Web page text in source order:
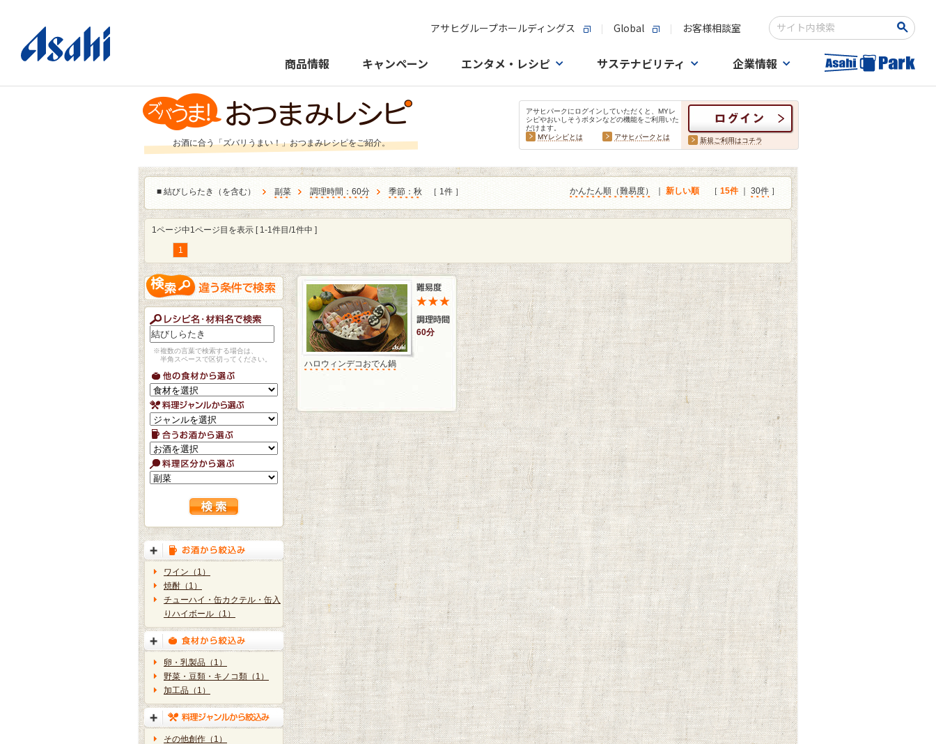
アサヒグループホールディングス Global お客様相談室
検索キーワード入力
商品情報 キャンペーン エンタメ・レシピ サステナビリティ 企業情報
お酒に合う「ズバリうまい！」おつまみレシピをご紹介。
アサヒパークにログインしていただくと、MYレ
シピやおいしそうボタンなどの機能をご利用いた
だけます。
MYレシピとは
アサヒパークとは 新規ご利用はコチラ
■ 結びしらたき（を含む） 副菜 調理時間：60分 季節：秋 ［ 1件 ］ かんたん順（難易度） 新しい順 ［ 15件｜ 30件 ］
1ページ中1ページ目を表示 [ 1-1件目/1件中 ]
1
※複数の言葉で検索する場合は、
半角スペースで区切ってください。
ワイン（1）
焼酎（1）
チューハイ・缶カクテル・缶入
りハイボール（1）
卵・乳製品（1）
野菜・豆類・キノコ類（1）
加工品（1）
その他創作（1）
60分
ハロウィンデコおでん鍋